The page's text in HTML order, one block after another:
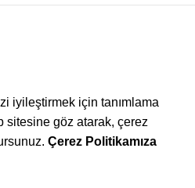
iyileştirmek için tanımlama
sitesine göz atarak, çerez
Çerez Politikamıza